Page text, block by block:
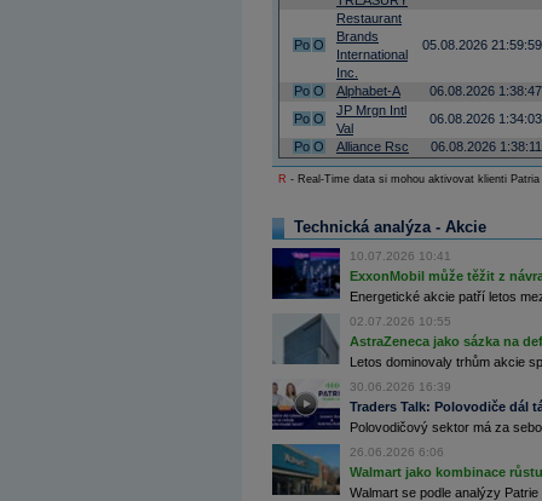
Po O
Restaurant
Brands
International
Inc.
05.08.2026 21:59:59
Po O Alphabet-A
06.08.2026 1:38:47
Po O
JP Mrgn Intl
Val
06.08.2026 1:34:03
Po O Alliance Rsc 06.08.2026 1:38:11
R - Real-Time data si mohou aktivovat klienti
Technická analýza - Akcie
10.07.2026 10:41
ExxonMobil může těžit z
Energetické akcie patří letos
02.07.2026 10:55
AstraZeneca jako sázka na
Letos dominovaly trhům akcie
30.06.2026 16:39
Traders Talk: Polovodiče dál
Polovodičový sektor má za
26.06.2026 6:06
Walmart jako kombinace
Walmart se podle analýzy